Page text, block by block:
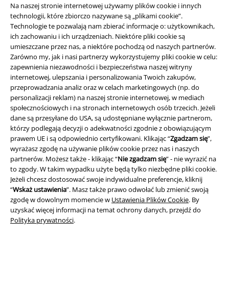
Na naszej stronie internetowej używamy plików cookie i innych
technologii, które zbiorczo nazywane są „plikami cookie”.
Technologie te pozwalają nam zbierać informacje o: użytkownikach,
ich zachowaniu i ich urządzeniach. Niektóre pliki cookie są
umieszczane przez nas, a niektóre pochodzą od naszych partnerów.
Zarówno my, jak i nasi partnerzy wykorzystujemy pliki cookie w celu:
zapewnienia niezawodności i bezpieczeństwa naszej witryny
internetowej, ulepszania i personalizowania Twoich zakupów,
przeprowadzania analiz oraz w celach marketingowych (np. do
personalizacji reklam) na naszej stronie internetowej, w mediach
społecznościowych i na stronach internetowych osób trzecich. Jeżeli
dane są przesyłane do USA, są udostępniane wyłącznie partnerom,
którzy podlegają decyzji o adekwatności zgodnie z obowiązującym
prawem UE i są odpowiednio certyfikowani. Klikając “Zgadzam się”,
wyrażasz zgodę na używanie plików cookie przez nas i naszych
partnerów. Możesz także - klikając “Nie zgadzam się” - nie wyrazić na
to zgody. W takim wypadku użyte będą tylko niezbędne pliki cookie.
Jeżeli chcesz dostosować swoje indywidualne preferencje, kliknij
“Wskaż ustawienia”. Masz także prawo odwołać lub zmienić swoją
zgodę w dowolnym momencie w Ustawienia Plików Cookie. By
uzyskać więcej informacji na temat ochrony danych, przejdź do
Polityka prywatności.
Informacje prawne
Regulamin
Dane firmy
Polityka prywatności
Unieszkodliwianie odpadów i ochrona środowiska
Deklaracja Zgodności